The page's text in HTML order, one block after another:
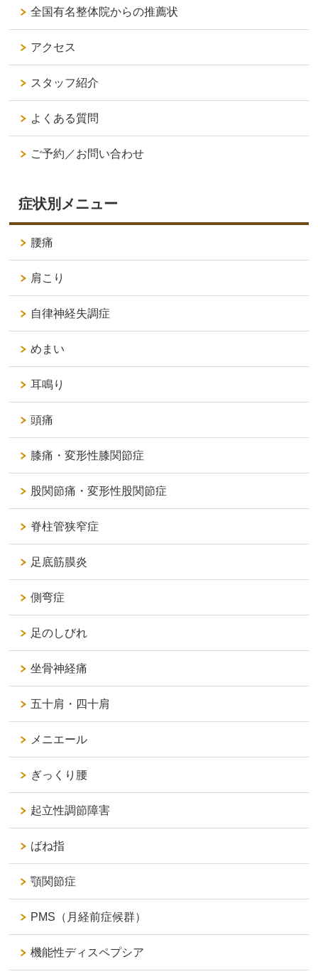
全国有名整体院からの推薦状
アクセス
スタッフ紹介
よくある質問
ご予約／お問い合わせ
症状別メニュー
腰痛
肩こり
自律神経失調症
めまい
耳鳴り
頭痛
膝痛・変形性膝関節症
股関節痛・変形性股関節症
脊柱管狭窄症
足底筋膜炎
側弯症
足のしびれ
坐骨神経痛
五十肩・四十肩
メニエール
ぎっくり腰
起立性調節障害
ばね指
顎関節症
PMS（月経前症候群）
機能性ディスペプシア